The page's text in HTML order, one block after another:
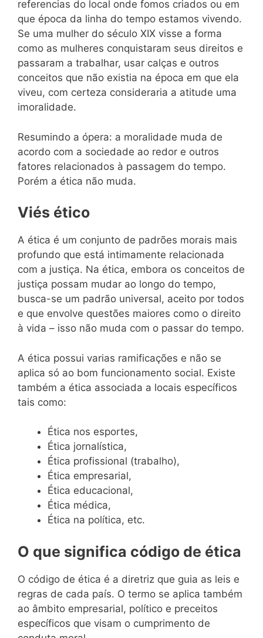
referencias do local onde fomos criados ou em
que época da linha do tempo estamos vivendo.
Se uma mulher do século XIX visse a forma
como as mulheres conquistaram seus direitos e
passaram a trabalhar, usar calças e outros
conceitos que não existia na época em que ela
viveu, com certeza consideraria a atitude uma
imoralidade.
Resumindo a ópera: a moralidade muda de
acordo com a sociedade ao redor e outros
fatores relacionados à passagem do tempo.
Porém a ética não muda.
Viés ético
A ética é um conjunto de padrões morais mais
profundo que está intimamente relacionada
com a justiça. Na ética, embora os conceitos de
justiça possam mudar ao longo do tempo,
busca-se um padrão universal, aceito por todos
e que envolve questões maiores como o direito
à vida – isso não muda com o passar do tempo.
A ética possui varias ramificações e não se
aplica só ao bom funcionamento social. Existe
também a ética associada a locais específicos
tais como:
Ética nos esportes,
Ética jornalística,
Ética profissional (trabalho),
Ética empresarial,
Ética educacional,
Ética médica,
Ética na política, etc.
O que significa código de ética
O código de ética é a diretriz que guia as leis e
regras de cada país. O termo se aplica também
ao âmbito empresarial, político e preceitos
específicos que visam o cumprimento de